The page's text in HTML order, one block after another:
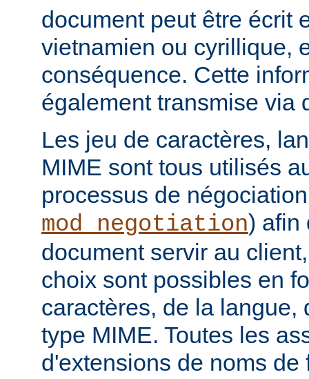
document peut être écrit
vietnamien ou cyrillique,
conséquence. Cette
également transmise via
Les jeu de caractères,
MIME sont tous utilisés
processus de
mod_negotiation) afin
document servir au
choix sont possibles en
caractères, de la langue,
type MIME. Toutes les
d'extensions de noms